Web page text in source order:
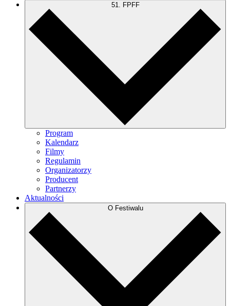
51. FPFF
Program
Kalendarz
Filmy
Regulamin
Organizatorzy
Producent
Partnerzy
Aktualności
O Festiwalu